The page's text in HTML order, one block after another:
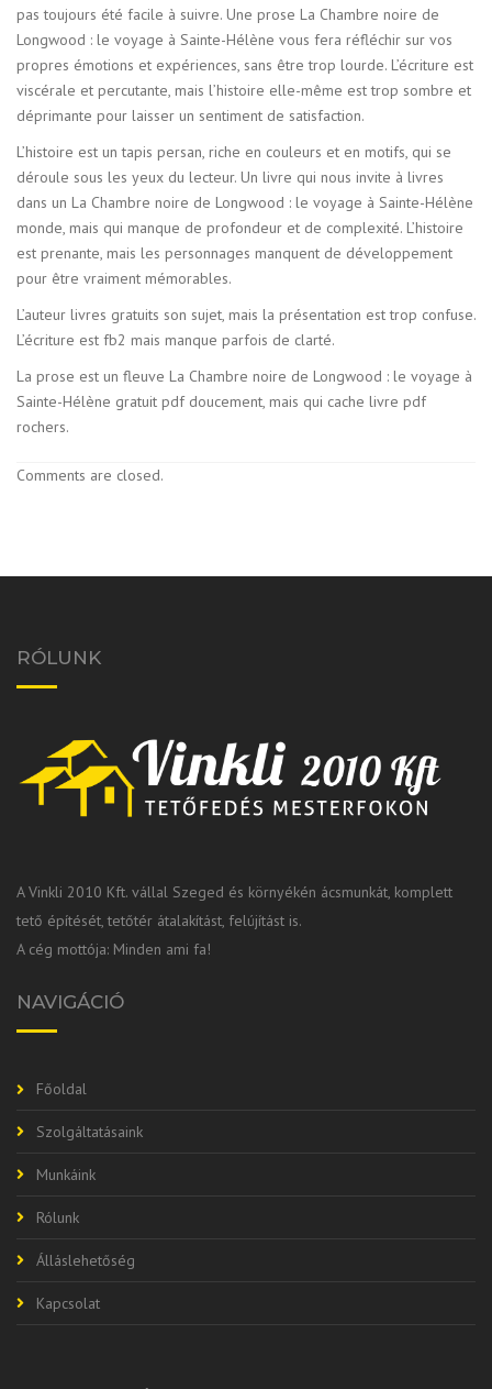
pas toujours été facile à suivre. Une prose La Chambre noire de
Longwood : le voyage à Sainte-Hélène vous fera réfléchir sur vos
propres émotions et expériences, sans être trop lourde. L’écriture est
viscérale et percutante, mais l’histoire elle-même est trop sombre et
déprimante pour laisser un sentiment de satisfaction.
L’histoire est un tapis persan, riche en couleurs et en motifs, qui se
déroule sous les yeux du lecteur. Un livre qui nous invite à livres
dans un La Chambre noire de Longwood : le voyage à Sainte-Hélène
monde, mais qui manque de profondeur et de complexité. L’histoire
est prenante, mais les personnages manquent de développement
pour être vraiment mémorables.
L’auteur livres gratuits son sujet, mais la présentation est trop confuse.
L’écriture est fb2 mais manque parfois de clarté.
La prose est un fleuve La Chambre noire de Longwood : le voyage à
Sainte-Hélène gratuit pdf doucement, mais qui cache livre pdf
rochers.
Comments are closed.
RÓLUNK
A Vinkli 2010 Kft. vállal Szeged és környékén ácsmunkát, komplett
tető építését, tetőtér átalakítást, felújítást is.
A cég mottója: Minden ami fa!
NAVIGÁCIÓ
Főoldal
Szolgáltatásaink
Munkáink
Rólunk
Álláslehetőség
Kapcsolat